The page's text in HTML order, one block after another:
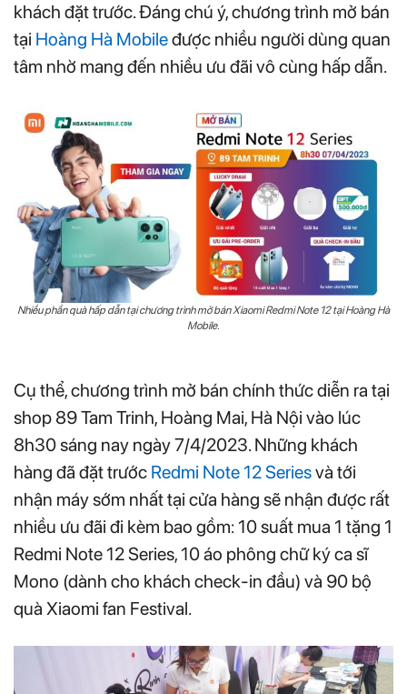
khách đặt trước. Đáng chú ý, chương trình mở bán
tại Hoàng Hà Mobileđược nhiều người dùng quan
tâm nhờ mang đến nhiều ưu đãi vô cùng hấp dẫn.
Nhiều phần quà hấp dẫn tại chương trình mở bán Xiaomi Redmi Note 12 tại Hoàng Hà
Mobile.
Cụ thể, chương trình mở bán chính thức diễn ra tại
shop 89 Tam Trinh, Hoàng Mai, Hà Nội vào lúc
8h30 sáng nay ngày 7/4/2023. Những khách
hàng đã đặt trước Redmi Note 12 Seriesvà tới
nhận máy sớm nhất tại cửa hàng sẽ nhận được rất
nhiều ưu đãi đi kèm bao gồm: 10 suất mua 1 tặng 1
Redmi Note 12 Series, 10 áo phông chữ ký ca sĩ
Mono (dành cho khách check-in đầu) và 90 bộ
quà Xiaomi fan Festival.